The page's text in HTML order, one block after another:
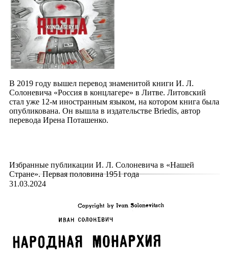
В 2019 году вышел перевод знаменитой книги И. Л.
Солоневича «Россия в концлагере» в Литве. Литовский
стал уже 12-м иностранным языком, на котором книга была
опубликована. Он вышла в издательстве Briedis, автор
перевода Ирена Поташенко.
Избранные публикации И. Л. Солоневича в «Нашей
Стране». Первая половина 1951 года
31.03.2024